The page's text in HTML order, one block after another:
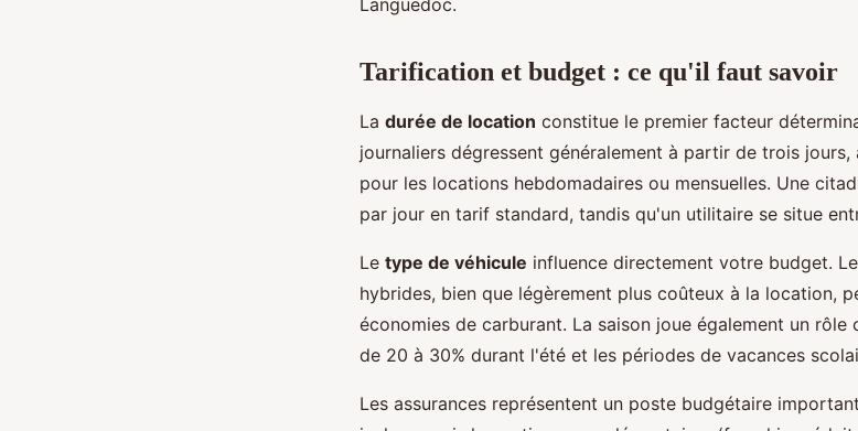
Tarification et budget : ce qu'il faut savoir
La durée de location constitue le premier facteur
journaliers dégressent généralement à partir de trois
pour les locations hebdomadaires ou mensuelles. Une
par jour en tarif standard, tandis qu'un utilitaire se situe
Le type de véhicule influence directement votre budget.
hybrides, bien que légèrement plus coûteux à la location,
économies de carburant. La saison joue également un
de 20 à 30% durant l'été et les périodes de vacances
Les assurances représentent un poste budgétaire